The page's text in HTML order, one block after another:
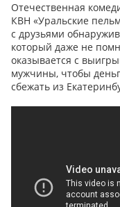
Отечественная
КВН «Уральские
с друзьями
который даже не
оказывается с
мужчины, чтобы
сбежать из